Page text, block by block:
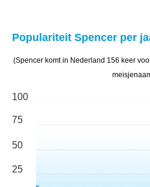
Populariteit Spencer per
(Spencer komt in Nederland 156 keer
100
75
50
25